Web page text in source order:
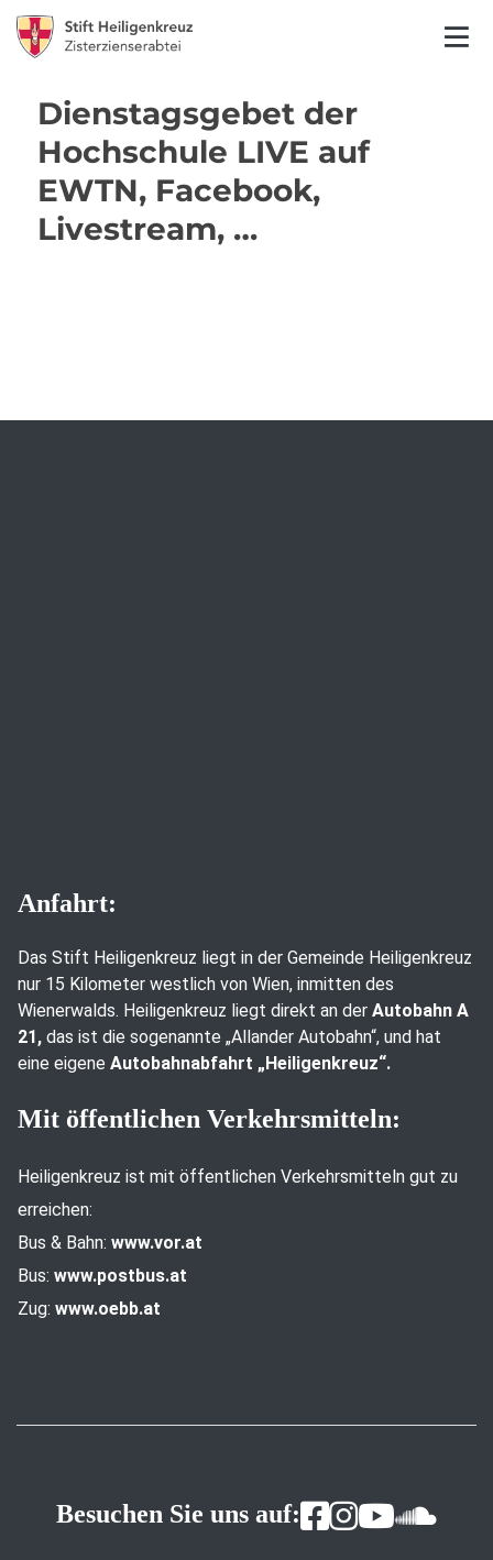
Dienstagsgebet der
Hochschule LIVE auf
EWTN, Facebook,
Livestream, …
Anfahrt:
Das Stift Heiligenkreuz liegt in der Gemeinde Heiligenkreuz
nur 15 Kilometer westlich von Wien, inmitten des
Wienerwalds. Heiligenkreuz liegt direkt an der Autobahn A
21, das ist die sogenannte „Allander Autobahn“, und hat
eine eigene Autobahnabfahrt „Heiligenkreuz“.
Mit öffentlichen Verkehrsmitteln:
Heiligenkreuz ist mit öffentlichen Verkehrsmitteln gut zu
erreichen:
Bus & Bahn: www.vor.at
Bus: www.postbus.at
Zug: www.oebb.at
Besuchen Sie uns auf: